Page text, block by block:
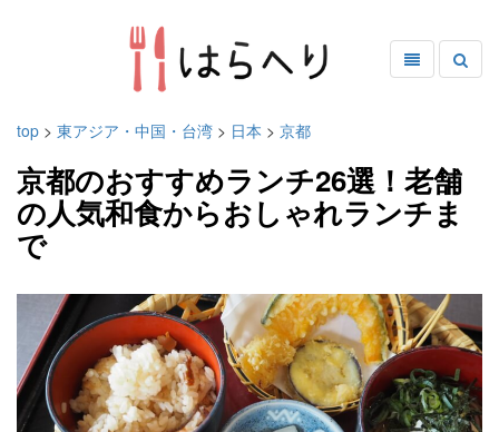
top > 東アジア・中国・台湾 > 日本 > 京都
京都のおすすめランチ26選！老舗
の人気和食からおしゃれランチま
で